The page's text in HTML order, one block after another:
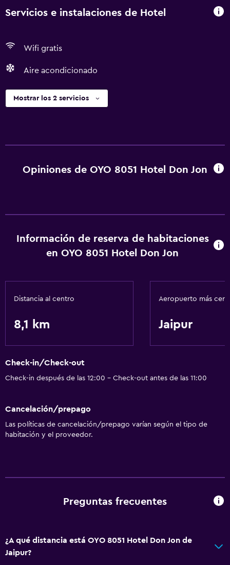
Servicios e instalaciones de Hotel
Wifi gratis
Aire acondicionado
Mostrar los 2 servicios
Opiniones de OYO 8051 Hotel Don Jon
Información de reserva de habitaciones
en OYO 8051 Hotel Don Jon
Distancia al centro
8,1 km
Aeropuerto más
Jaipur
Check-in/Check-out
Check-in después de las 12:00 - Check-out antes de las 11:00
Cancelación/prepago
Las políticas de cancelación/prepago varían según el tipo de
habitación y el proveedor.
Preguntas frecuentes
¿A qué distancia está OYO 8051 Hotel Don Jon de
Jaipur?